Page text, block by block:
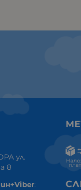
ул.
8
: